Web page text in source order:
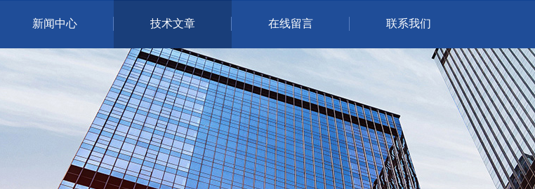
新闻中心 技术文章 在线留言 联系我们